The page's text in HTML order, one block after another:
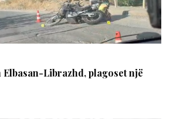
Librazhd, plagoset një